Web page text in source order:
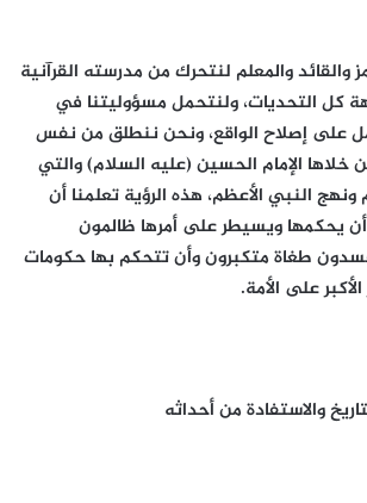
والقائد والمعلم لنتحرك من مدرسته القرآنية
كل التحديات، ولنتحمل مسؤوليتنا في
على إصلاح الواقع، ونحن ننطلق من نفس
خلاها الإمام الحسين (عليه السلام) والتي
ونهج النبي الأعظم، هذه الرؤية تعلمنا أن
يحكمها ويسيطر على أمرها ظالمون
طغاة متكبرون وأن تتحكم بها حكومات
على الأمة.
والاستفادة من أحداثه